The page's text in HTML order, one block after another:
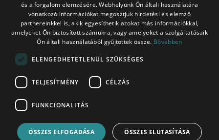
Tudj meg többet a
szülésről az INGYENES
szülésfelkészítő
tanfolyamon!
Jelentkezz most!
és a forgalom elemzésére. Webhelyünk Ön általi használatára
vonatkozó információkat megosztjuk hirdetési és elemző
partnereinkkel is, akik egyesíthetik azokat más információkkal,
amelyeket Ön biztosított számukra, vagy amelyeket a szolgáltatásaik
Ön általi használatából gyűjtöttek össze. Bővebben
ELENGEDHETETLENÜL SZÜKSÉGES
TELJESÍTMÉNY CÉLZÁS
FUNKCIONALITÁS
ÖSSZES ELFOGADÁSA ÖSSZES ELUTASÍTÁSA